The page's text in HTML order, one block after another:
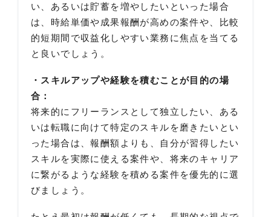
い、あるいは貯蓄を増やしたいといった場合
は、時給単価や成果報酬が高めの案件や、比較
的短期間で収益化しやすい業務に焦点を当てる
と良いでしょう。
・スキルアップや経験を積むことが目的の場
合：
将来的にフリーランスとして独立したい、ある
いは転職に向けて特定のスキルを磨きたいとい
った場合は、報酬額よりも、自分が習得したい
スキルを実際に使える案件や、将来のキャリア
に繋がるような経験を積める案件を優先的に選
びましょう。